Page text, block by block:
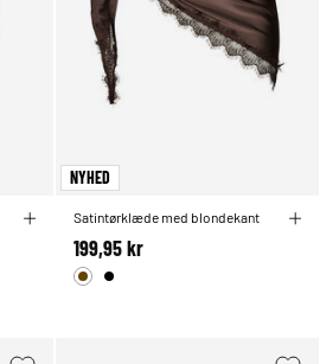
NYHED
Satintørklæde med blondekant
199,95 kr